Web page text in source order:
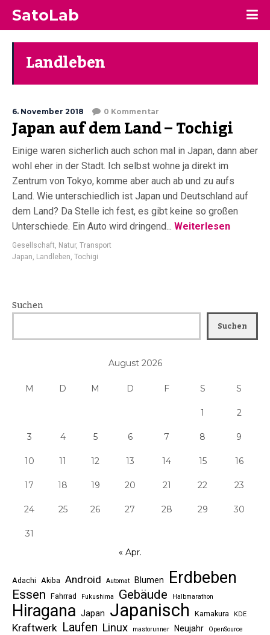
SatoLab
Landleben
6. November 2018 0 Kommentar
Japan auf dem Land – Tochigi
Einige waren sicherlich auch schon mal in Japan, dann aber
wohl eher in der Stadt. Ich selbst wohne ja direkt im
Zentrum von Tokyo, komme aber auch ab und zu aufs
Land. Wie unterschiedlich ist Japan und Deutschland auf
dem Land? Da Stelle ich fest, es gibt keine so großen
Unterschiede. Ein Auto wird dringend... Weiterlesen
Gesellschaft, Natur, Transport
Japan, Landleben, Tochigi
Suchen
Suchen
August 2026
M D M D F S S
1 2
3 4 5 6 7 8 9
10 11 12 13 14 15 16
17 18 19 20 21 22 23
24 25 26 27 28 29 30
31
« Apr.
Adachi Akiba Android Automat Blumen Erdbeben
Essen Fahrrad Fukushima Gebäude Halbmarathon
Hiragana Japan Japanisch Kamakura KDE
Kraftwerk Laufen Linux mastorunner Neujahr
OpenSource